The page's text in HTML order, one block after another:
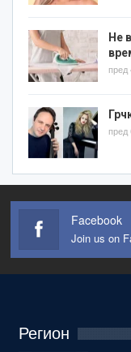
Не
пред
пред
Facebook
Join us on
Регион